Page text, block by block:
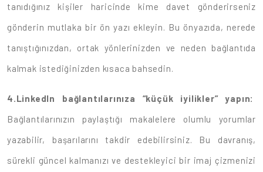
tanıdığınız kişiler haricinde kime davet gönderirseniz
gönderin mutlaka bir ön yazı ekleyin. Bu önyazıda, nerede
tanıştığınızdan, ortak yönlerinizden ve neden bağlantıda
kalmak istediğinizden kısaca bahsedin.
4.LinkedIn bağlantılarınıza “küçük iyilikler” yapın:
Bağlantılarınızın paylaştığı makalelere olumlu yorumlar
yazabilir, başarılarını takdir edebilirsiniz. Bu davranış,
sürekli güncel kalmanızı ve destekleyici bir imaj çizmenizi